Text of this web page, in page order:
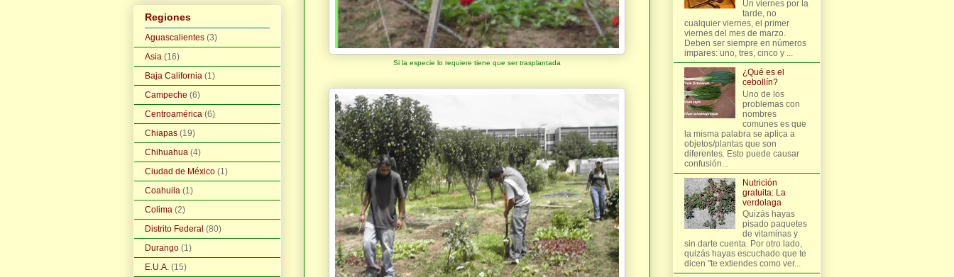
Si la especie lo requiere tiene que ser trasplantada
Regiones
Aguascalientes (3)
Asia (16)
Baja California (1)
Campeche (6)
Centroamérica (6)
Chiapas (19)
Chihuahua (4)
Ciudad de México (1)
Coahuila (1)
Colima (2)
Distrito Federal (80)
Durango (1)
E.U.A. (15)
Un viernes por la
tarde, no
cualquier viernes, el primer
viernes del mes de marzo.
Deben ser siempre en números
impares: uno, tres, cinco y ...
¿Qué es el
cebollín?
Uno de los
problemas con
nombres
comunes es que
la misma palabra se aplica a
objetos/plantas que son
diferentes. Esto puede causar
confusión...
Nutrición
gratuita: La
verdolaga
Quizás hayas
pisado paquetes
de vitaminas y
sin darte cuenta. Por otro lado,
quizás hayas escuchado que te
dicen "te extiendes como ver...